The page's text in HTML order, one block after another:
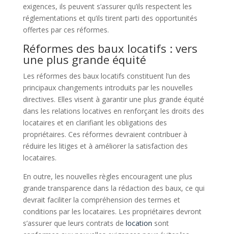
exigences, ils peuvent s’assurer qu’ils respectent les
réglementations et qu’ils tirent parti des opportunités
offertes par ces réformes.
Réformes des baux locatifs : vers
une plus grande équité
Les réformes des baux locatifs constituent l’un des
principaux changements introduits par les nouvelles
directives. Elles visent à garantir une plus grande équité
dans les relations locatives en renforçant les droits des
locataires et en clarifiant les obligations des
propriétaires. Ces réformes devraient contribuer à
réduire les litiges et à améliorer la satisfaction des
locataires.
En outre, les nouvelles règles encouragent une plus
grande transparence dans la rédaction des baux, ce qui
devrait faciliter la compréhension des termes et
conditions par les locataires. Les propriétaires devront
s’assurer que leurs contrats de location sont